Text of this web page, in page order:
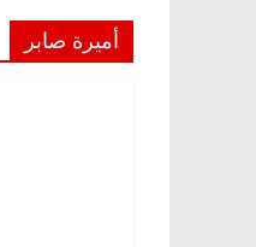
هي
الدرب
أميرة صابر